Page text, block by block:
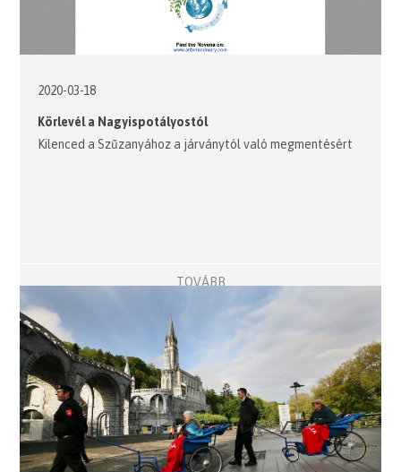
2020-03-18
Körlevél a Nagyispotályostól
Kilenced a Szűzanyához a járványtól való megmentésért
TOVÁBB